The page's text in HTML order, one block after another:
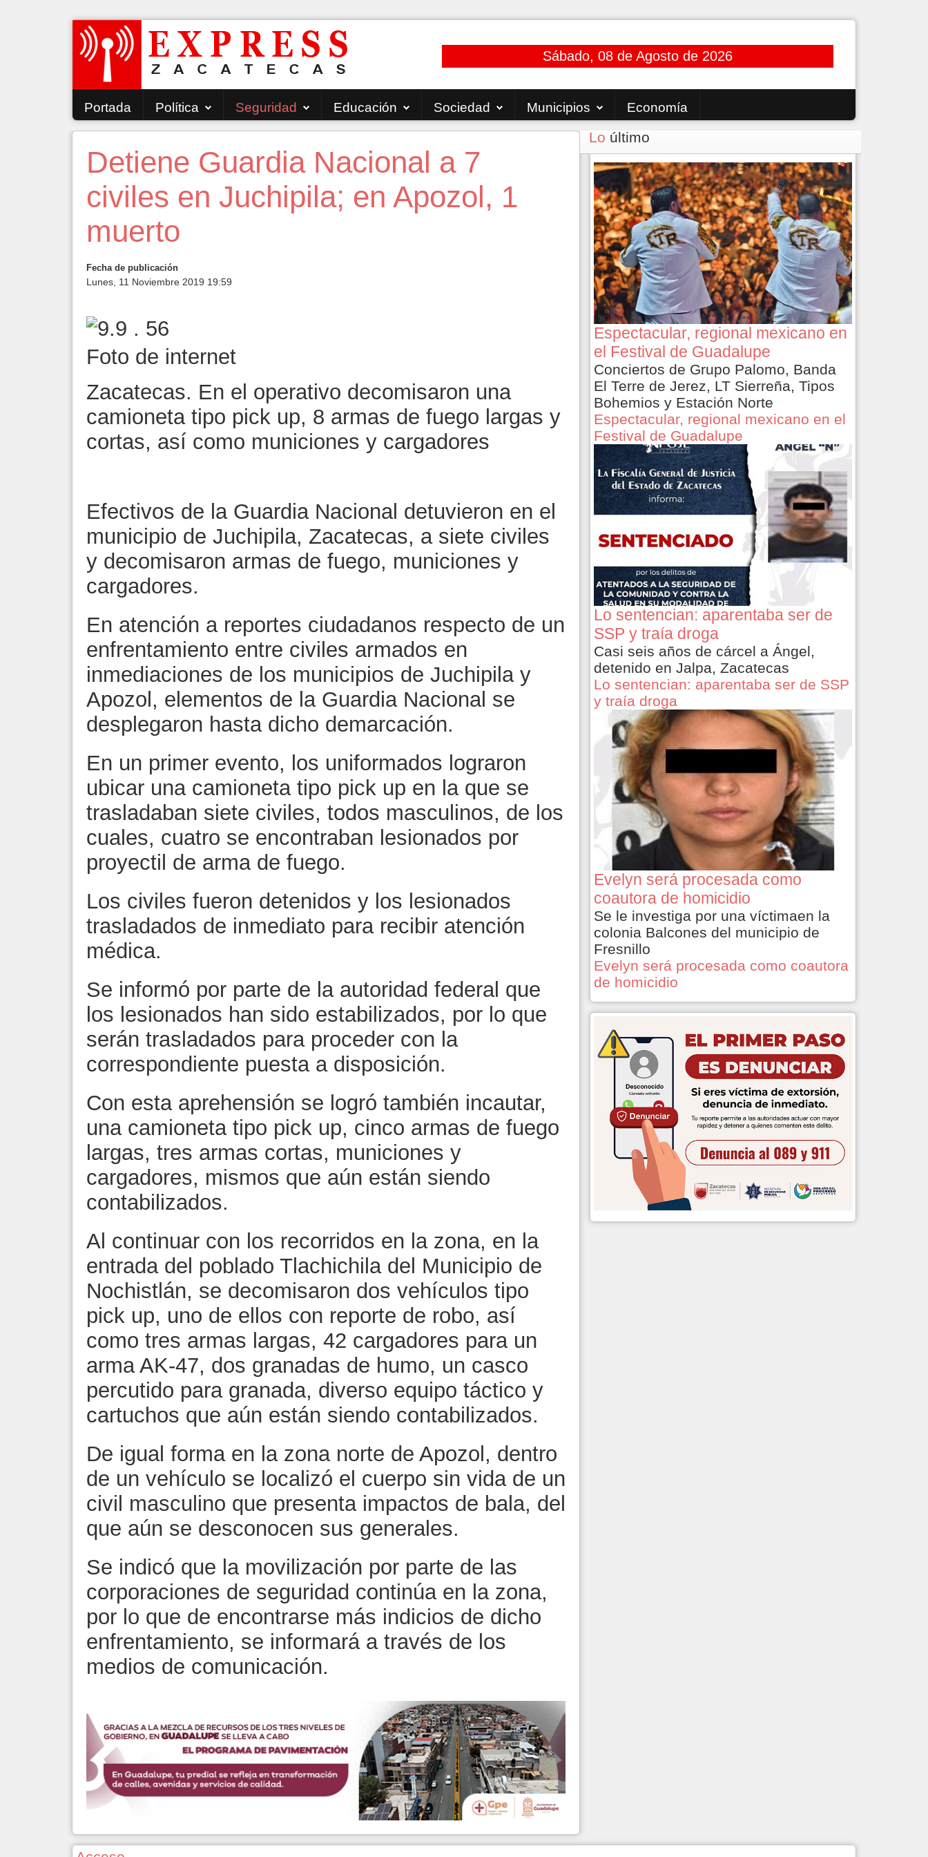
Sábado, 08 de Agosto de 2026
Portada Política Seguridad Educación Sociedad Municipios Economía
Detiene Guardia Nacional a 7
civiles en Juchipila; en Apozol, 1
muerto
Fecha de publicación
Lunes, 11 Noviembre 2019 19:59
Foto de internet
Zacatecas. En el operativo decomisaron una
camioneta tipo pick up, 8 armas de fuego largas y
cortas, así como municiones y cargadores
Efectivos de la Guardia Nacional detuvieron en el
municipio de Juchipila, Zacatecas, a siete civiles
y decomisaron armas de fuego, municiones y
cargadores.
En atención a reportes ciudadanos respecto de un
enfrentamiento entre civiles armados en
inmediaciones de los municipios de Juchipila y
Apozol, elementos de la Guardia Nacional se
desplegaron hasta dicho demarcación.
En un primer evento, los uniformados lograron
ubicar una camioneta tipo pick up en la que se
trasladaban siete civiles, todos masculinos, de los
cuales, cuatro se encontraban lesionados por
proyectil de arma de fuego.
Los civiles fueron detenidos y los lesionados
trasladados de inmediato para recibir atención
médica.
Se informó por parte de la autoridad federal que
los lesionados han sido estabilizados, por lo que
serán trasladados para proceder con la
correspondiente puesta a disposición.
Con esta aprehensión se logró también incautar,
una camioneta tipo pick up, cinco armas de fuego
largas, tres armas cortas, municiones y
cargadores, mismos que aún están siendo
contabilizados.
Al continuar con los recorridos en la zona, en la
entrada del poblado Tlachichila del Municipio de
Nochistlán, se decomisaron dos vehículos tipo
pick up, uno de ellos con reporte de robo, así
como tres armas largas, 42 cargadores para un
arma AK-47, dos granadas de humo, un casco
percutido para granada, diverso equipo táctico y
cartuchos que aún están siendo contabilizados.
De igual forma en la zona norte de Apozol, dentro
de un vehículo se localizó el cuerpo sin vida de un
civil masculino que presenta impactos de bala, del
que aún se desconocen sus generales.
Se indicó que la movilización por parte de las
corporaciones de seguridad continúa en la zona,
por lo que de encontrarse más indicios de dicho
enfrentamiento, se informará a través de los
medios de comunicación.
Lo último
Espectacular, regional mexicano en
el Festival de Guadalupe
Conciertos de Grupo Palomo, Banda
El Terre de Jerez, LT Sierreña, Tipos
Bohemios y Estación Norte
Espectacular, regional mexicano en el
Festival de Guadalupe
Lo sentencian: aparentaba ser de
SSP y traía droga
Casi seis años de cárcel a Ángel,
detenido en Jalpa, Zacatecas
Lo sentencian: aparentaba ser de SSP
y traía droga
Evelyn será procesada como
coautora de homicidio
Se le investiga por una víctimaen la
colonia Balcones del municipio de
Fresnillo
Evelyn será procesada como coautora
de homicidio